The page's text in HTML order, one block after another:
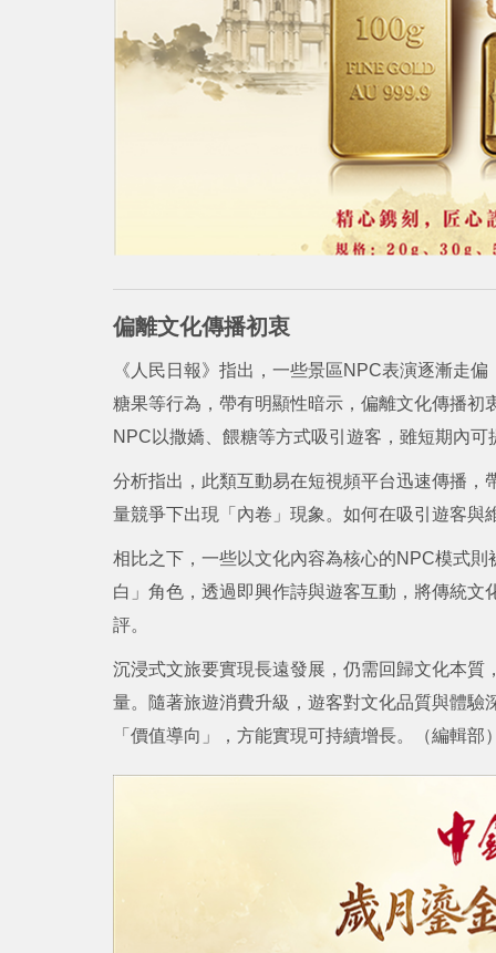
偏離文化傳播初衷
《人民日報》指出，一些景區NPC表演逐漸走
糖果等行為，帶有明顯性暗示，偏離文化傳播
NPC以撒嬌、餵糖等方式吸引遊客，雖短期內
分析指出，此類互動易在短視頻平台迅速傳播
量競爭下出現「內卷」現象。如何在吸引遊客
相比之下，一些以文化內容為核心的NPC模式
白」角色，透過即興作詩與遊客互動，將傳統
評。
沉浸式文旅要實現長遠發展，仍需回歸文化本
量。隨著旅遊消費升級，遊客對文化品質與體
「價值導向」，方能實現可持續增長。（編輯部